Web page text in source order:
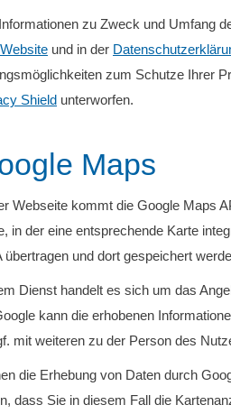
zu Zweck und Umfang
und in der
zum Schutze Ihrer
Shield unterworfen.
Maps
Webseite kommt die Google Maps
in der eine entsprechende Karte
übertragen und dort gespeichert
Dienst handelt es sich um das
kann die erhobenen
mit weiteren zu der Person des
die Erhebung von Daten durch
dass Sie in diesem Fall die